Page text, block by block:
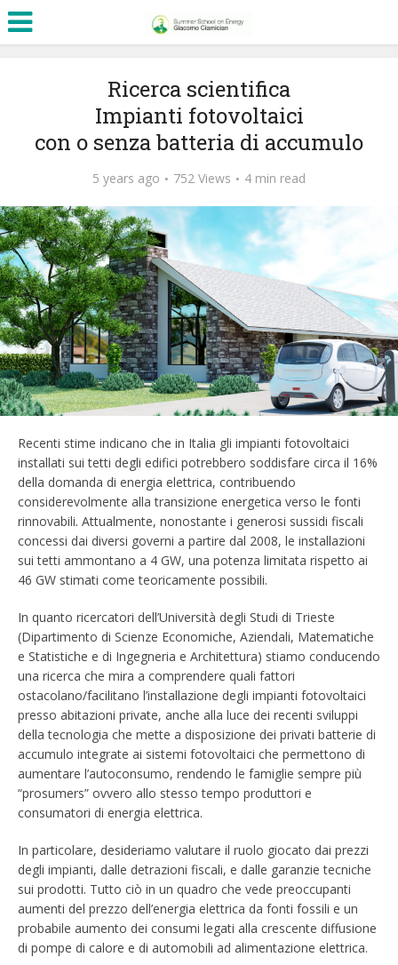
Ricerca scientifica
Impianti fotovoltaici
con o senza batteria di accumulo
5 years ago 752 Views 4 min read
Recenti stime indicano che in Italia gli impianti fotovoltaici
installati sui tetti degli edifici potrebbero soddisfare circa il 16%
della domanda di energia elettrica, contribuendo
considerevolmente alla transizione energetica verso le fonti
rinnovabili. Attualmente, nonostante i generosi sussidi fiscali
concessi dai diversi governi a partire dal 2008, le installazioni
sui tetti ammontano a 4 GW, una potenza limitata rispetto ai
46 GW stimati come teoricamente possibili.
In quanto ricercatori dell’Università degli Studi di Trieste
(Dipartimento di Scienze Economiche, Aziendali, Matematiche
e Statistiche e di Ingegneria e Architettura) stiamo conducendo
una ricerca che mira a comprendere quali fattori
ostacolano/facilitano l’installazione degli impianti fotovoltaici
presso abitazioni private, anche alla luce dei recenti sviluppi
della tecnologia che mette a disposizione dei privati batterie di
accumulo integrate ai sistemi fotovoltaici che permettono di
aumentare l’autoconsumo, rendendo le famiglie sempre più
“prosumers” ovvero allo stesso tempo produttori e
consumatori di energia elettrica.
In particolare, desideriamo valutare il ruolo giocato dai prezzi
degli impianti, dalle detrazioni fiscali, e dalle garanzie tecniche
sui prodotti. Tutto ciò in un quadro che vede preoccupanti
aumenti del prezzo dell’energia elettrica da fonti fossili e un
probabile aumento dei consumi legati alla crescente diffusione
di pompe di calore e di automobili ad alimentazione elettrica.